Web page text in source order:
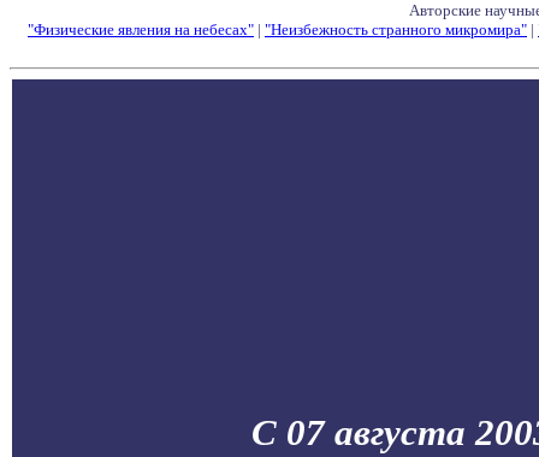
Авторские
"Физические явления на небесах" | "Неизбежность странного микромира" |
С 07 августа